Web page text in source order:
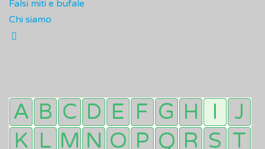
Falsi miti e bufale
Chi siamo